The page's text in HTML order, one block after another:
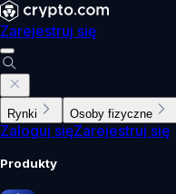
Zarejestruj się
Rynki Osoby fizyczne
Zaloguj sięZarejestruj się
Produkty